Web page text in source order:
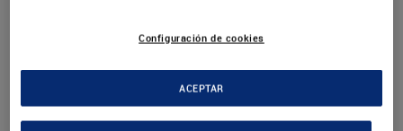
Estos ensayos permitirán contemporizarnos, con las
Configuración de cookies
ACEPTAR